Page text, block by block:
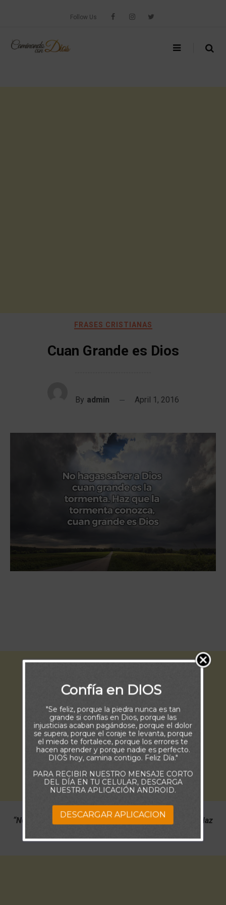
Follow Us
FRASES CRISTIANAS
Cuan Grande es Dios
By admin April 1, 2016
“No hagas saber a Dios cuan grande es la Tormenta. Haz
Confía en DIOS
"Se feliz, porque la piedra nunca es tan
grande si confías en Dios, porque las
injusticias acaban pagándose, porque el dolor
se supera, porque el coraje te levanta, porque
el miedo te fortalece, porque los errores te
hacen aprender y porque nadie es perfecto.
DIOS hoy, camina contigo. Feliz Día."
PARA RECIBIR NUESTRO MENSAJE CORTO
DEL DÍA EN TU CELULAR, DESCARGA
NUESTRA APLICACIÓN ANDROID.
DESCARGAR APLICACION